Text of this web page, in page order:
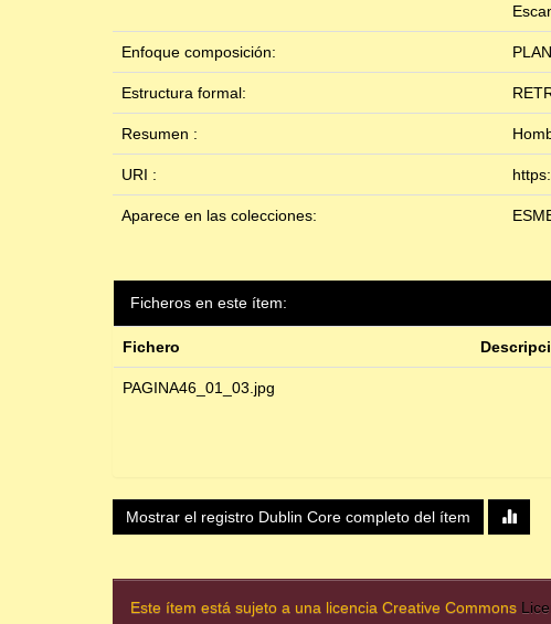
Enfoque composición:
Estructura formal:
Resumen :
URI :
Aparece en las colecciones:
Ficheros en este ítem:
Fichero
PAGINA46_01_03.jpg
Mostrar el registro Dublin Core completo del ítem
Este ítem está sujeto a una licencia Creative Commons